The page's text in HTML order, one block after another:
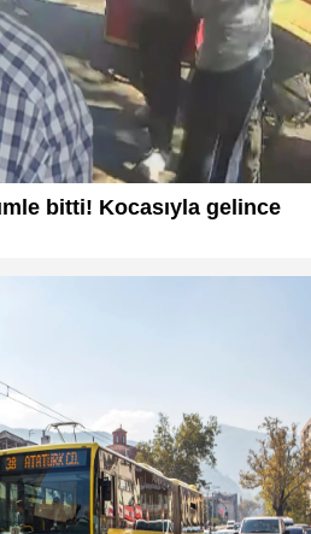
bitti! Kocasıyla gelince